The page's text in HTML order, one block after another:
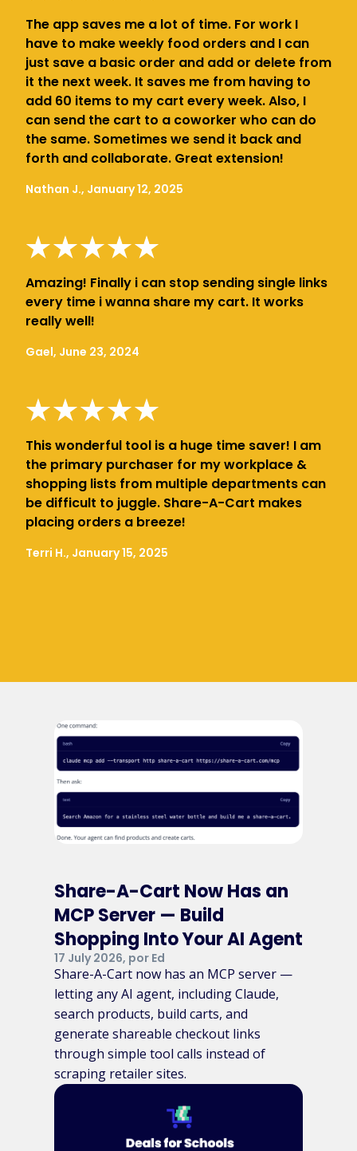
The app saves me a lot of time. For work I
have to make weekly food orders and I can
just save a basic order and add or delete from
it the next week. It saves me from having to
add 60 items to my cart every week. Also, I
can send the cart to a coworker who can do
the same. Sometimes we send it back and
forth and collaborate. Great extension!
Nathan J., January 12, 2025
Amazing! Finally i can stop sending single links
every time i wanna share my cart. It works
really well!
Gael, June 23, 2024
This wonderful tool is a huge time saver! I am
the primary purchaser for my workplace &
shopping lists from multiple departments can
be difficult to juggle. Share-A-Cart makes
placing orders a breeze!
Terri H., January 15, 2025
Share-A-Cart Now Has an
MCP Server — Build
Shopping Into Your AI Agent
17 July 2026, por Ed
Share-A-Cart now has an MCP server —
letting any AI agent, including Claude,
search products, build carts, and
generate shareable checkout links
through simple tool calls instead of
scraping retailer sites.